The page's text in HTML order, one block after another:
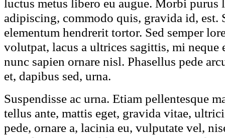
luctus metus libero eu augue. Morbi purus
adipiscing, commodo quis, gravida id, est.
elementum hendrerit tortor. Sed semper
volutpat, lacus a ultrices sagittis, mi
nunc sapien ornare nisl. Phasellus pede
et, dapibus sed, urna.
Suspendisse ac urna. Etiam pellentesque
tellus ante, mattis eget, gravida vitae,
pede, ornare a, lacinia eu, vulputate vel,